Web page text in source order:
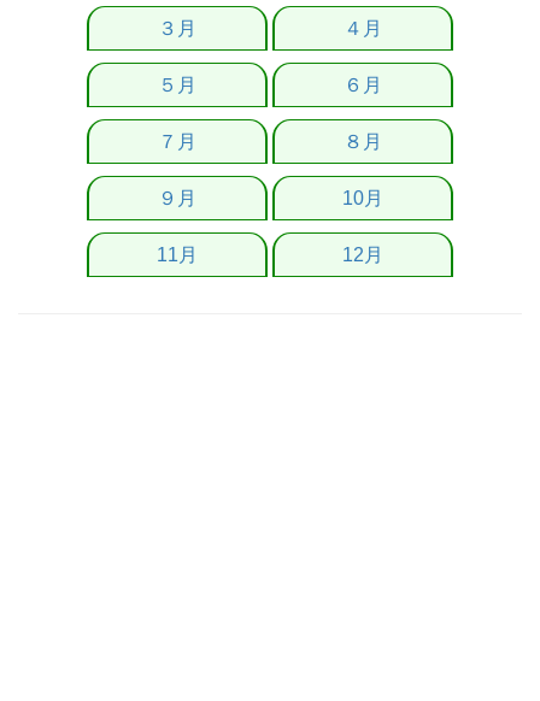
３月 ４月
５月 ６月
７月 ８月
９月 10月
11月 12月